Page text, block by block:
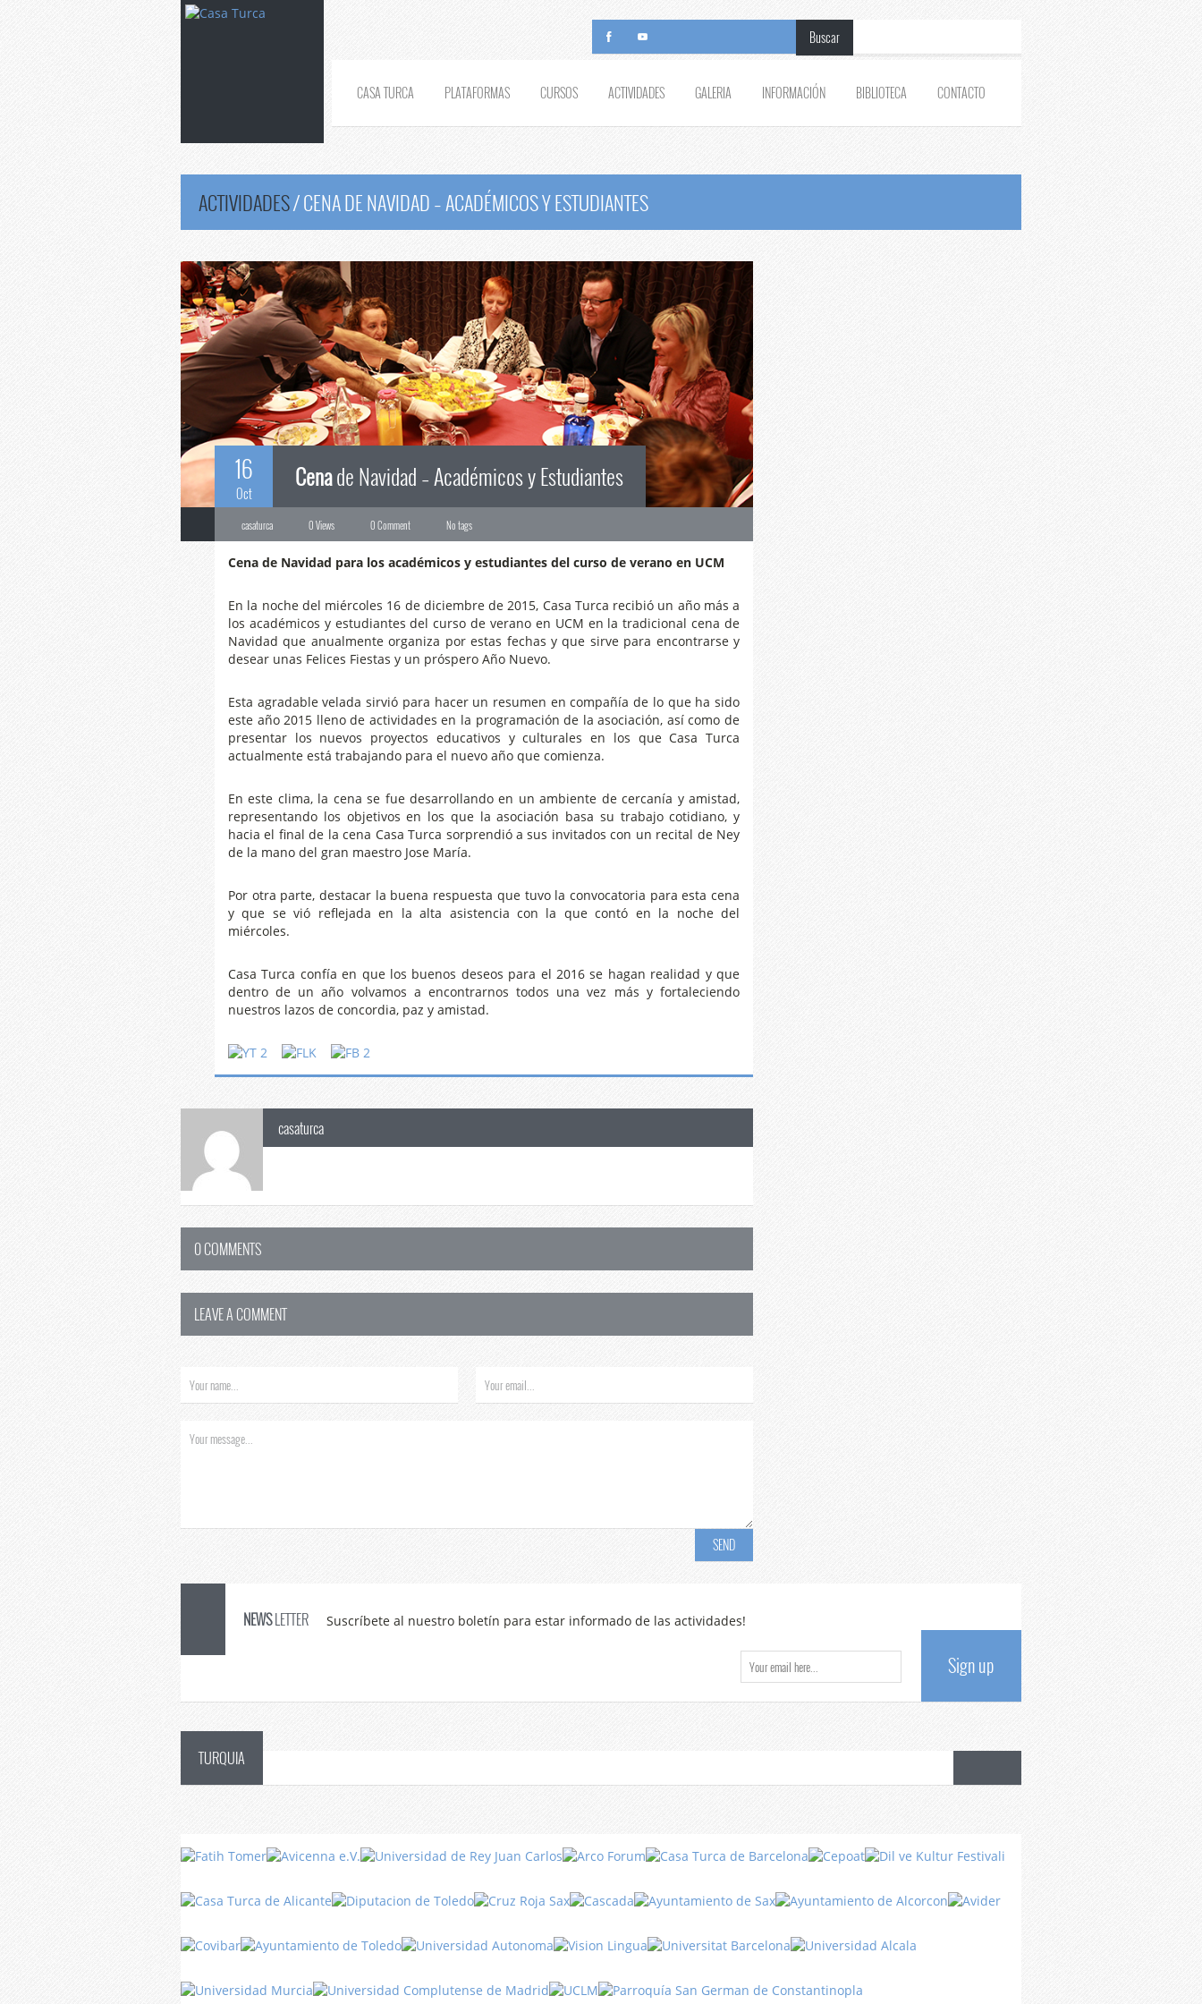
Buscar
CASA TURCA PLATAFORMAS CURSOS ACTIVIDADES GALERIA INFORMACIÓN BIBLIOTECA CONTACTO
ACTIVIDADES/CENA DE NAVIDAD – ACADÉMICOS Y ESTUDIANTES
16
Oct
Cenade Navidad – Académicos y Estudiantes
casaturca 0 Views 0 Comment No tags
Cena de Navidad para los académicos y estudiantes del curso de verano en UCM
En la noche del miércoles 16 de diciembre de 2015, Casa Turca recibió un año más a
los académicos y estudiantes del curso de verano en UCM en la tradicional cena de
Navidad que anualmente organiza por estas fechas y que sirve para encontrarse y
desear unas Felices Fiestas y un próspero Año Nuevo.
Esta agradable velada sirvió para hacer un resumen en compañía de lo que ha sido
este año 2015 lleno de actividades en la programación de la asociación, así como de
presentar los nuevos proyectos educativos y culturales en los que Casa Turca
actualmente está trabajando para el nuevo año que comienza.
En este clima, la cena se fue desarrollando en un ambiente de cercanía y amistad,
representando los objetivos en los que la asociación basa su trabajo cotidiano, y
hacia el final de la cena Casa Turca sorprendió a sus invitados con un recital de Ney
de la mano del gran maestro Jose María.
Por otra parte, destacar la buena respuesta que tuvo la convocatoria para esta cena
y que se vió reflejada en la alta asistencia con la que contó en la noche del
miércoles.
Casa Turca confía en que los buenos deseos para el 2016 se hagan realidad y que
dentro de un año volvamos a encontrarnos todos una vez más y fortaleciendo
nuestros lazos de concordia, paz y amistad.
casaturca
0 COMMENTS
LEAVE A COMMENT
NEWSLETTER Suscríbete al nuestro boletín para estar informado de las actividades!
Sign up
TURQUIA
Turquía Turquía
Turismo
Turquía
Datosdel país
Turquía